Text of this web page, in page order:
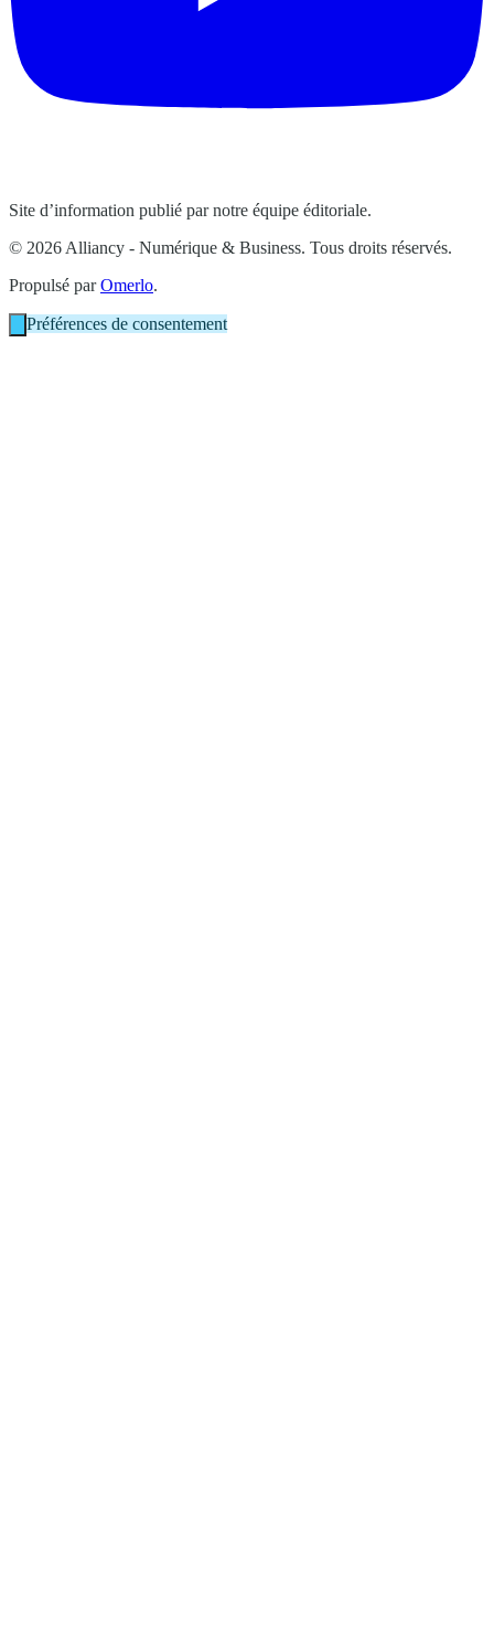
Site d’information publié par notre équipe éditoriale.
© 2026 Alliancy - Numérique & Business. Tous droits réservés.
Propulsé parOmerlo.
Préférences de consentement